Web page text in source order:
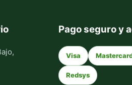
Pago seguro y
Visa
Redsys